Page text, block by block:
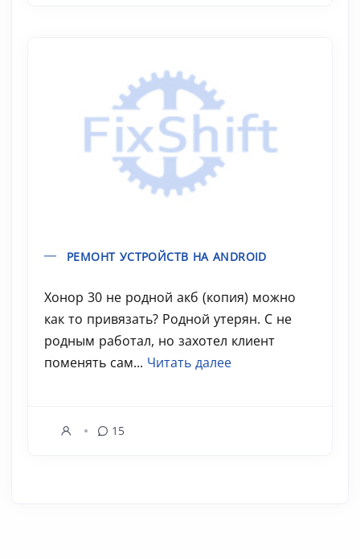
РЕМОНТ УСТРОЙСТВ НА ANDROID
Хонор 30 не родной акб (копия) можно
как то привязать? Родной утерян. С не
родным работал, но захотел клиент
поменять сам... Читать далее
15